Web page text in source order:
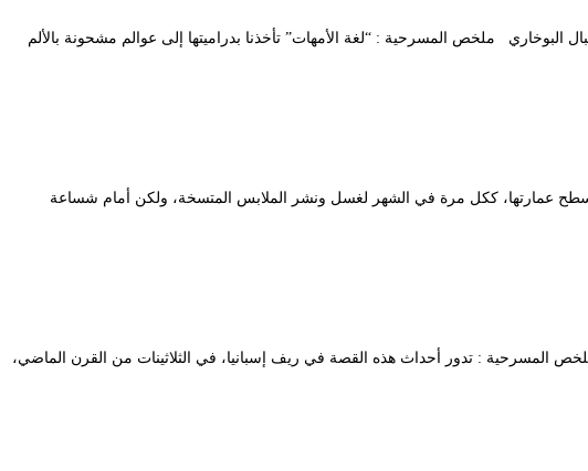
: حبال البوخاري ملخص المسرحية : “لغة الأمهات” تأخذنا بدراميتها إلى عوالم مشحونة بالألم
سطح عمارتها، ككل مرة في الشهر لغسل ونشر الملابس المتسخة، ولكن أمام شساعة
خودي ملخص المسرحية : تدور أحداث هذه القصة في ريف إسبانيا، في الثلاثينات من القرن الماضي،